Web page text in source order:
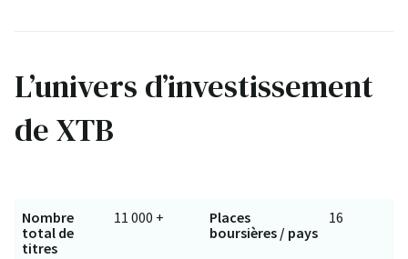
L’univers d’investissement
de XTB
Nombre
total de
titres
11 000 +
Places
boursières / pays
16